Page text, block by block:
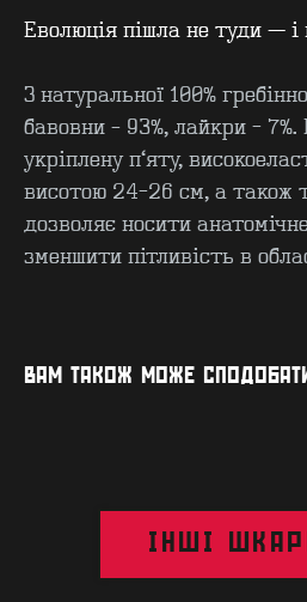
Еволюція пішла не туди — і
З натуральної 100%
бавовни – 93%, лайкри -
укріплену п’яту,
висотою 24-26 см, а також
дозволяє носити
зменшити пітливість в
ВАМ ТАКОЖ МОЖЕ
ІНШІ